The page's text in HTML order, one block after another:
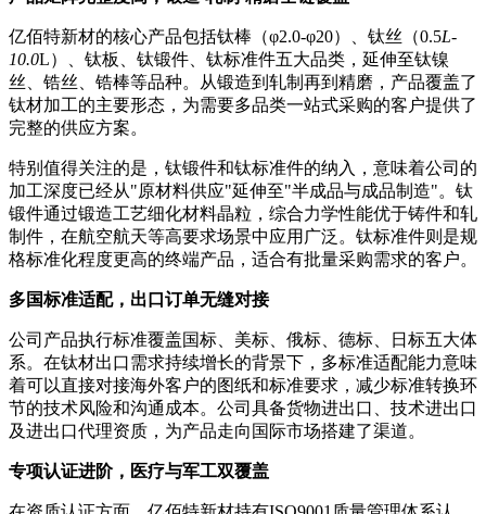
亿佰特新材的核心产品包括钛棒（φ2.0-φ20）、钛丝（0.5L-
10.0L）、钛板、钛锻件、钛标准件五大品类，延伸至钛镍
丝、锆丝、锆棒等品种。从锻造到轧制再到精磨，产品覆盖了
钛材加工的主要形态，为需要多品类一站式采购的客户提供了
完整的供应方案。
特别值得关注的是，钛锻件和钛标准件的纳入，意味着公司的
加工深度已经从"原材料供应"延伸至"半成品与成品制造"。钛
锻件通过锻造工艺细化材料晶粒，综合力学性能优于铸件和轧
制件，在航空航天等高要求场景中应用广泛。钛标准件则是规
格标准化程度更高的终端产品，适合有批量采购需求的客户。
多国标准适配，出口订单无缝对接
公司产品执行标准覆盖国标、美标、俄标、德标、日标五大体
系。在钛材出口需求持续增长的背景下，多标准适配能力意味
着可以直接对接海外客户的图纸和标准要求，减少标准转换环
节的技术风险和沟通成本。公司具备货物进出口、技术进出口
及进出口代理资质，为产品走向国际市场搭建了渠道。
专项认证进阶，医疗与军工双覆盖